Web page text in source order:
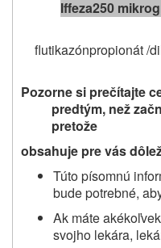
Iffeza250
flutikazónpropionát /
Pozorne si prečítajte
predtým, než
pretože
obsahuje pre vás
Túto písomnú
bude potrebné,
Ak máte
svojho lekára,